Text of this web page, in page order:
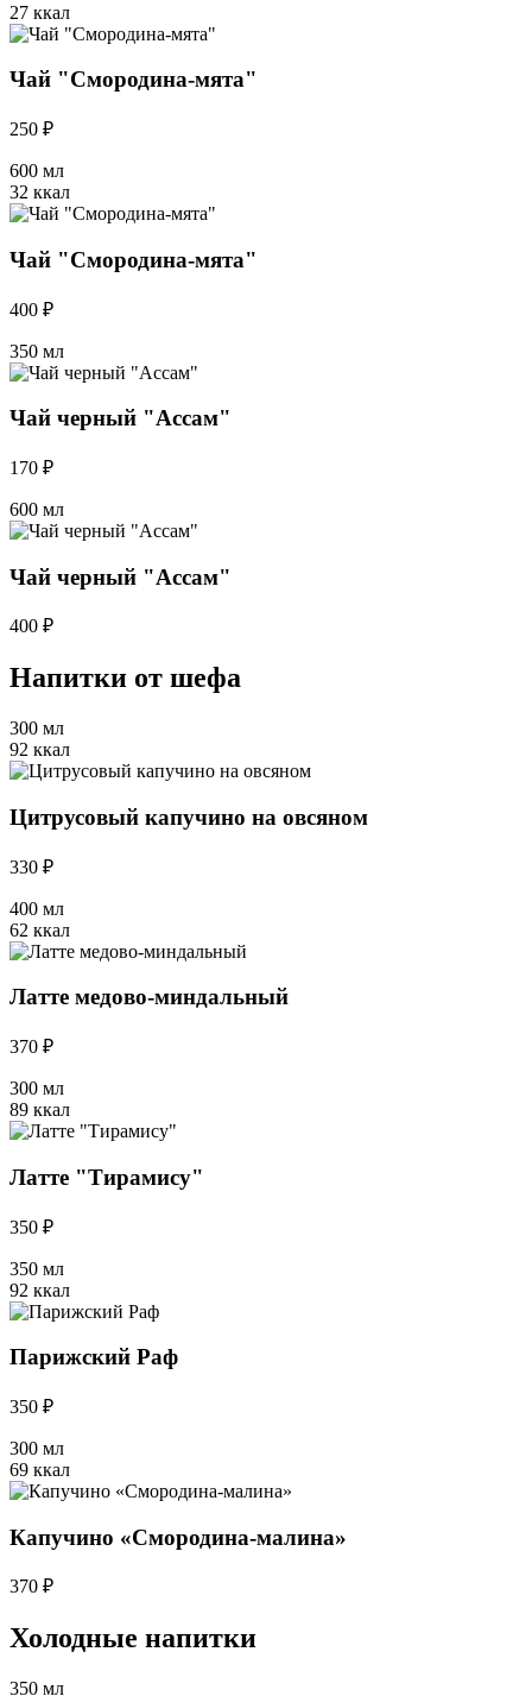
27 ккал
Чай "Смородина-мята"
250 ₽
600 мл
32 ккал
Чай "Смородина-мята"
400 ₽
350 мл
Чай черный "Ассам"
170 ₽
600 мл
Чай черный "Ассам"
400 ₽
Напитки от шефа
300 мл
92 ккал
Цитрусовый капучино на овсяном
330 ₽
400 мл
62 ккал
Латте медово-миндальный
370 ₽
300 мл
89 ккал
Латте "Тирамису"
350 ₽
350 мл
92 ккал
Парижский Раф
350 ₽
300 мл
69 ккал
Капучино «Смородина-малина»
370 ₽
Холодные напитки
350 мл